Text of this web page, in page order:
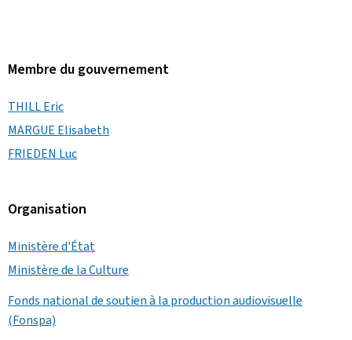
Membre du gouvernement
THILL Eric
MARGUE Elisabeth
FRIEDEN Luc
Organisation
Ministère d'État
Ministère de la Culture
Fonds national de soutien à la production audiovisuelle
(Fonspa)